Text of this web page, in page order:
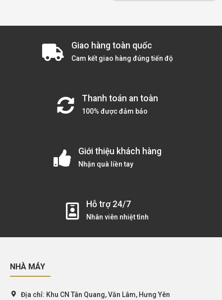
Giao hàng toàn quốc
Cam kết giao hàng đúng tiến độ
Thanh toán an toàn
100% được đảm bảo
Giới thiệu khách hàng
Nhận quà liền tay
Hỗ trợ 24/7
Nhân viên nhiệt tình
NHÀ MÁY
Địa chỉ: Khu CN Tân Quang, Văn Lâm, Hưng Yên